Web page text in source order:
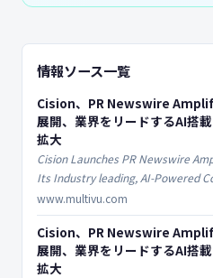
情報ソース一覧
Cision、PR Newswire
展開、業界をリードするAI搭
拡大
Cision Launches PR Newswire
Its Industry leading, AI-Powered
www.multivu.com
Cision、PR Newswire
展開、業界をリードするAI搭
拡大